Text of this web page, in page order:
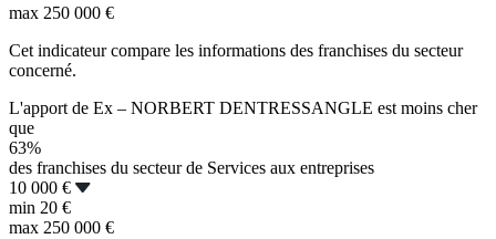
max 250 000 €
Cet indicateur compare les informations des franchises du secteur
concerné.
L'apport de Ex – NORBERT DENTRESSANGLE est moins cher
que
63%
des franchises du secteur de Services aux entreprises
10 000 €
min 20 €
max 250 000 €